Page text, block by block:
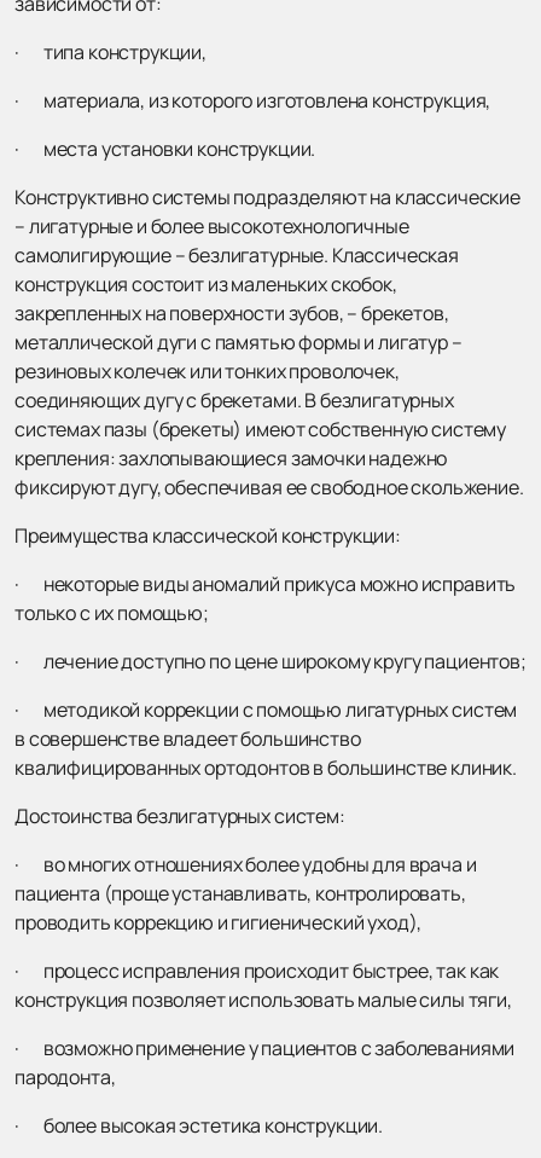
· типа конструкции,
· материала, из которого изготовлена конструкция,
· места установки конструкции.
Конструктивно системы подразделяют на классические
– лигатурные и более высокотехнологичные
самолигирующие – безлигатурные. Классическая
конструкция состоит из маленьких скобок,
закрепленных на поверхности зубов, – брекетов,
металлической дуги с памятью формы и лигатур –
резиновых колечек или тонких проволочек,
соединяющих дугу с брекетами. В безлигатурных
системах пазы (брекеты) имеют собственную систему
крепления: захлопывающиеся замочки надежно
фиксируют дугу, обеспечивая ее свободное скольжение.
Преимущества классической конструкции:
· некоторые виды аномалий прикуса можно исправить
только с их помощью;
· лечение доступно по цене широкому кругу пациентов;
· методикой коррекции с помощью лигатурных систем
в совершенстве владеет большинство
квалифицированных ортодонтов в большинстве клиник.
Достоинства безлигатурных систем:
· во многих отношениях более удобны для врача и
пациента (проще устанавливать, контролировать,
проводить коррекцию и гигиенический уход),
· процесс исправления происходит быстрее, так как
конструкция позволяет использовать малые силы тяги,
· возможно применение у пациентов с заболеваниями
пародонта,
· более высокая эстетика конструкции.